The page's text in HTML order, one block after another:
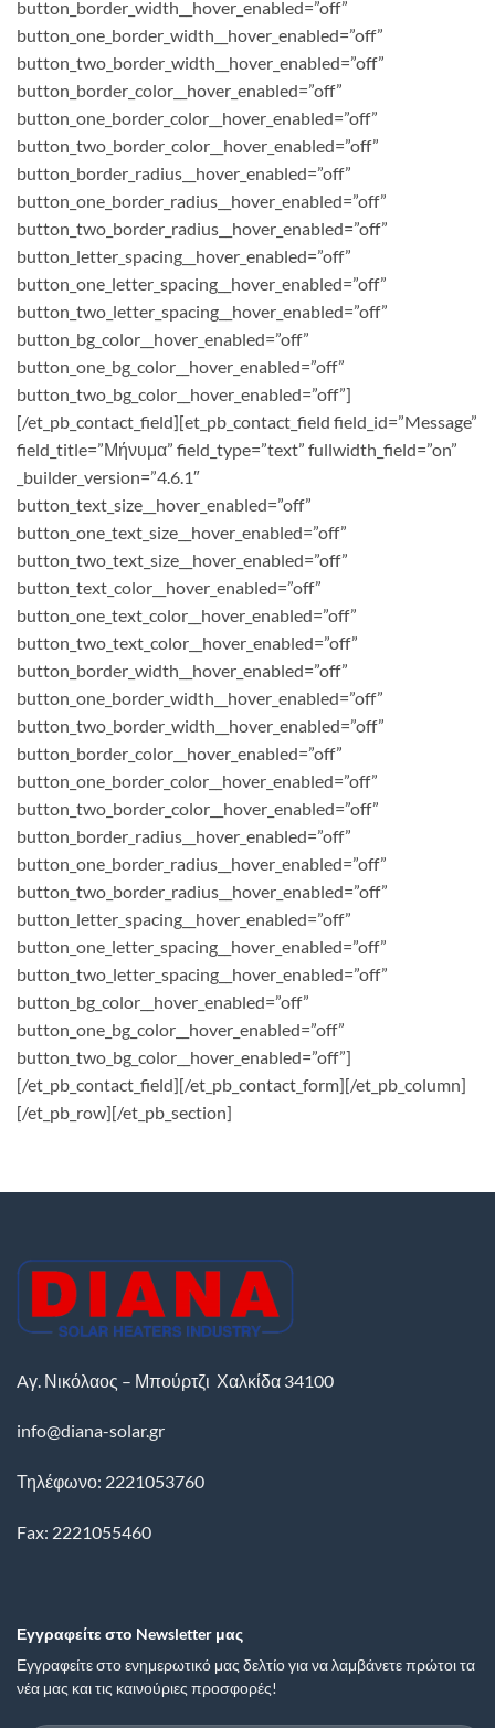
button_border_width__hover_enabled=”off”
button_one_border_width__hover_enabled=”off”
button_two_border_width__hover_enabled=”off”
button_border_color__hover_enabled=”off”
button_one_border_color__hover_enabled=”off”
button_two_border_color__hover_enabled=”off”
button_border_radius__hover_enabled=”off”
button_one_border_radius__hover_enabled=”off”
button_two_border_radius__hover_enabled=”off”
button_letter_spacing__hover_enabled=”off”
button_one_letter_spacing__hover_enabled=”off”
button_two_letter_spacing__hover_enabled=”off”
button_bg_color__hover_enabled=”off”
button_one_bg_color__hover_enabled=”off”
button_two_bg_color__hover_enabled=”off”]
[/et_pb_contact_field][et_pb_contact_field field_id=”Message”
field_title=”Μήνυμα” field_type=”text” fullwidth_field=”on”
_builder_version=”4.6.1″
button_text_size__hover_enabled=”off”
button_one_text_size__hover_enabled=”off”
button_two_text_size__hover_enabled=”off”
button_text_color__hover_enabled=”off”
button_one_text_color__hover_enabled=”off”
button_two_text_color__hover_enabled=”off”
button_border_width__hover_enabled=”off”
button_one_border_width__hover_enabled=”off”
button_two_border_width__hover_enabled=”off”
button_border_color__hover_enabled=”off”
button_one_border_color__hover_enabled=”off”
button_two_border_color__hover_enabled=”off”
button_border_radius__hover_enabled=”off”
button_one_border_radius__hover_enabled=”off”
button_two_border_radius__hover_enabled=”off”
button_letter_spacing__hover_enabled=”off”
button_one_letter_spacing__hover_enabled=”off”
button_two_letter_spacing__hover_enabled=”off”
button_bg_color__hover_enabled=”off”
button_one_bg_color__hover_enabled=”off”
button_two_bg_color__hover_enabled=”off”]
[/et_pb_contact_field][/et_pb_contact_form][/et_pb_column]
[/et_pb_row][/et_pb_section]
Aγ. Νικόλαος – Μπούρτζι Χαλκίδα 34100
info@diana-solar.gr
Τηλέφωνο: 2221053760
Fax: 2221055460
Εγγραφείτε στο Newsletter μας
Εγγραφείτε στο ενημερωτικό μας δελτίο για να λαμβάνετε πρώτοι τα
νέα μας και τις καινούριες προσφορές!